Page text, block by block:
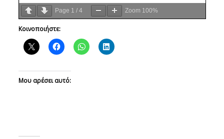
Page 1 /4 Zoom 100%
Κοινοποιήστε:
Μου αρέσει αυτό: